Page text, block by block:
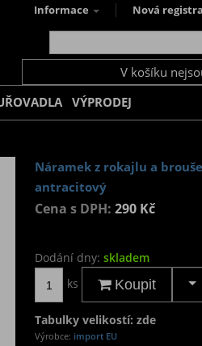
Informace Nová
V košíku
VÝPRODEJ
Náramek z rokajlu a
antracitový
Cena s DPH: 290 Kč
Dodání dny: skladem
ks
Koupit
Tabulky velikostí: zde
Výrobce: import EU